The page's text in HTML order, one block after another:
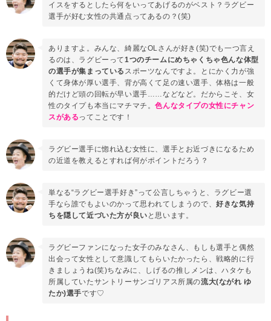
イスをするとしたら何をいってあげるのがベスト？ラグビー
選手が好む女性の共通点ってあるの？(笑)
ありますよ。みんな、綺麗なOLさんが好き(笑)でも一つ言え
るのは、ラグビーって1つのチームにめちゃくちゃ色んな体型
の選手が集まっている スポーツなんですよ。とにかく力が強
くて身体が厚い選手、背が高くて足の速い選手、体格は一般
的だけど頭の回転が早い選手……などなど。だからこそ、女
性のタイプも本当にマチマチ。色んなタイプの女性にチャン
スがある ってことです！
ラグビー選手に惚れ込む女性に、選手とお近づきになるため
の近道を教えるとすれば何がポイントだろう？
単なる“ラグビー選手好き”って公言しちゃうと、ラグビー選
手なら誰でもよいのかって思われてしまうので、好きな気持
ちを隠して近づいた方が良い と思います。
ラグビーファンになった女子のみなさん、もしも選手と偶然
出会って女性として意識してもらいたかったら、戦略的に行
きましょうね(笑)ちなみに、しげるの推しメンは、ハタケも
所属していたサントリーサンゴリアス所属の流大(ながれ ゆ
たか)選手です♡